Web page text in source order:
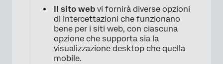
×
Il sito web vi fornirà diverse opzioni
di intercettazioni che funzionano
bene per i siti web, con ciascuna
opzione che supporta sia la
visualizzazione desktop che quella
mobile.